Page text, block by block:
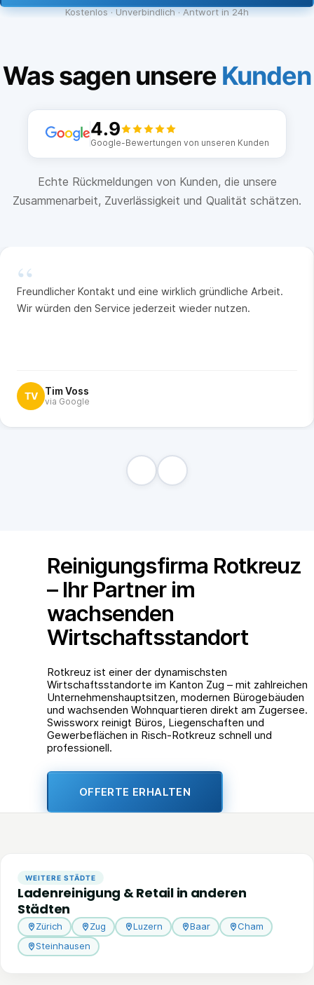
Kostenlos · Unverbindlich · Antwort in 24h
Was sagen unsere Kunden
4.9
Google-Bewertungen von unseren Kunden
Echte Rückmeldungen von Kunden, die unsere
Zusammenarbeit, Zuverlässigkeit und Qualität schätzen.
“
Freundlicher Kontakt und eine wirklich gründliche Arbeit.
Wir würden den Service jederzeit wieder nutzen.
TV Tim Voss
via Google
Reinigungsfirma Rotkreuz
– Ihr Partner im
wachsenden
Wirtschaftsstandort
Rotkreuz ist einer der dynamischsten
Wirtschaftsstandorte im Kanton Zug – mit zahlreichen
Unternehmenshauptsitzen, modernen Bürogebäuden
und wachsenden Wohnquartieren direkt am Zugersee.
Swissworx reinigt Büros, Liegenschaften und
Gewerbeflächen in Risch-Rotkreuz schnell und
professionell.
OFFERTE ERHALTEN
WEITERE STÄDTE
Ladenreinigung & Retail in anderen
Städten
Zürich Zug Luzern Baar
Cham
Steinhausen